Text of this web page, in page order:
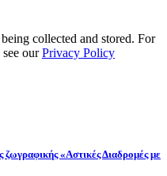
collected and stored. For
ourPrivacy Policy
ζωγραφικής «Αστικές Διαδρομές με